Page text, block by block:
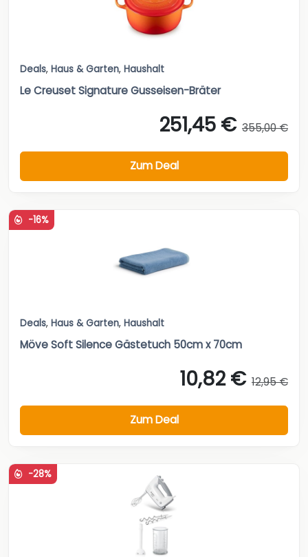
Deals, Haus & Garten, Haushalt
Le Creuset Signature Gusseisen-Bräter
251,45 € 355,00 €
Zum Deal
-16%
Deals, Haus & Garten, Haushalt
Möve Soft Silence Gästetuch 50cm x 70cm
10,82 € 12,95 €
Zum Deal
-28%